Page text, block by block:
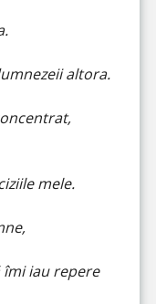
altora.
mele.
îmi iau repere